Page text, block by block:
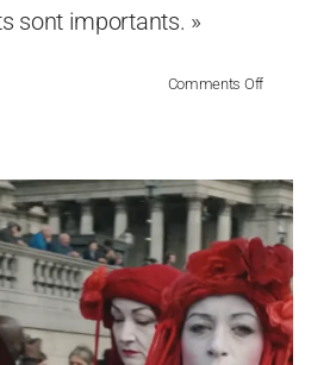
sont importants. »
Comments Offon
climat
finira
par
disparaître